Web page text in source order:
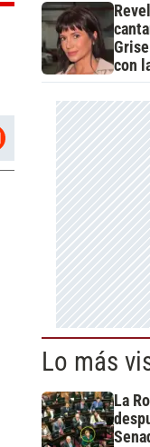
con
Lo más
La